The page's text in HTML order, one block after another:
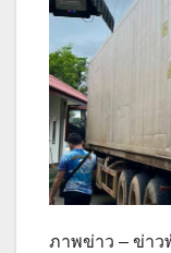
ภาพข่าว – ข่าว